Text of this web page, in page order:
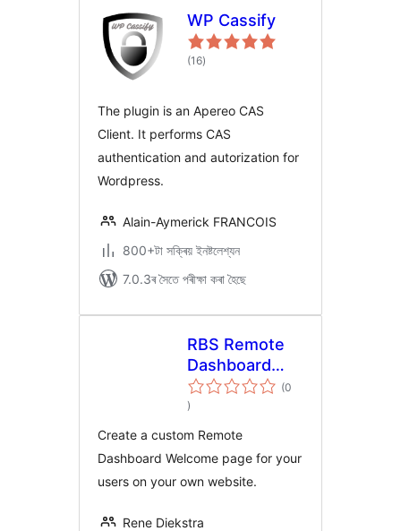
WP Cassify
(16টা
মুঠ)
The plugin is an Apereo CAS
Client. It performs CAS
authentication and autorization for
Wordpress.
Alain-Aymerick FRANCOIS
800+টা সক্ৰিয় ইনষ্টলেশ্যন
7.0.3ৰ সৈতে পৰীক্ষা কৰা হৈছে
RBS Remote
Dashboard
Welcome
Control
(0
টা
মুঠ)
Create a custom Remote
Dashboard Welcome page for your
users on your own website.
Rene Diekstra